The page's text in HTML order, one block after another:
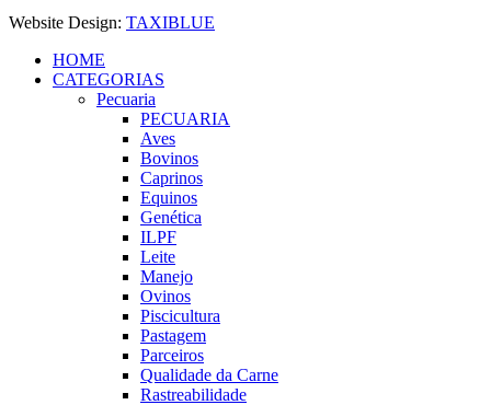
Website Design: TAXIBLUE
HOME
CATEGORIAS
Pecuaria
PECUARIA
Aves
Bovinos
Caprinos
Equinos
Genética
ILPF
Leite
Manejo
Ovinos
Piscicultura
Pastagem
Parceiros
Qualidade da Carne
Rastreabilidade